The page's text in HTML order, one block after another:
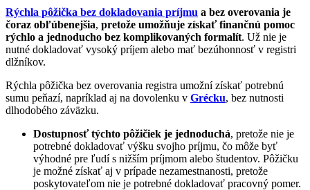
Rýchla pôžička bez dokladovania príjmu a bez overovania je
čoraz obľúbenejšia, pretože umožňuje získať finančnú pomoc
rýchlo a jednoducho bez komplikovaných formalít. Už nie je
nutné dokladovať vysoký príjem alebo mať bezúhonnosť v registri
dlžníkov.
Rýchla pôžička bez overovania registra umožní získať potrebnú
sumu peňazí, napríklad aj na dovolenku v Grécku, bez nutnosti
dlhodobého záväzku.
Dostupnosť týchto pôžičiek je jednoduchá, pretože nie je
potrebné dokladovať výšku svojho príjmu, čo môže byť
výhodné pre ľudí s nižším príjmom alebo študentov. Pôžičku
je možné získať aj v prípade nezamestnanosti, pretože
poskytovateľom nie je potrebné dokladovať pracovný pomer.